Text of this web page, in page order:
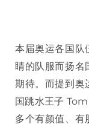
本届奥运各国队
睛的队服而扬名
期待。而提到奥
国跳水王子
多个有颜值、有